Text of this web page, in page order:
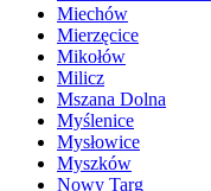
Miechów
Mierzęcice
Mikołów
Milicz
Mszana Dolna
Myślenice
Mysłowice
Myszków
Nowy Targ